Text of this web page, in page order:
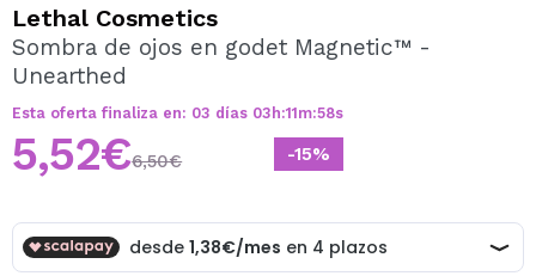
Al crear una cuenta en Maquillalia.com podrás realizar
tus compras rápidamente, revisar el estado de tus
Lethal Cosmetics
Sombra de ojos en godet Magnetic™ -
Unearthed
Esta oferta finaliza en: 03 días 03 h:11m:58s
-15%
5,52€6,50€